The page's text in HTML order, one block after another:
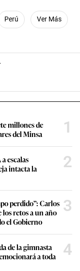
Perú Ver Más
millones de
del Minsa
1
escalas
intacta la
2
perdido”: Carlos
los retos a un año
el Gobierno
3
de la gimnasta
a toda
4